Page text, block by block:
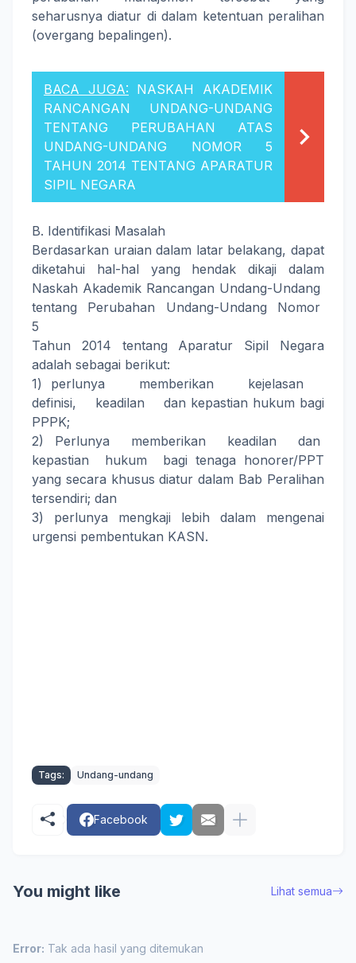
seharusnya diatur di dalam ketentuan peralihan
(overgang bepalingen).
BACA JUGA: NASKAH AKADEMIK
RANCANGAN UNDANG-UNDANG
TENTANG PERUBAHAN ATAS
UNDANG-UNDANG NOMOR 5
TAHUN 2014 TENTANG APARATUR
SIPIL NEGARA
B. Identifikasi Masalah
Berdasarkan uraian dalam latar belakang, dapat
diketahui hal-hal yang hendak dikaji dalam
Naskah Akademik Rancangan Undang-Undang
tentang Perubahan Undang-Undang Nomor
5
Tahun 2014 tentang Aparatur Sipil Negara
adalah sebagai berikut:
1) perlunya memberikan kejelasan
definisi, keadilan dan kepastian hukum bagi
PPPK;
2) Perlunya memberikan keadilan dan
kepastian hukum bagi tenaga honorer/PPT
yang secara khusus diatur dalam Bab Peralihan
tersendiri; dan
3) perlunya mengkaji lebih dalam mengenai
urgensi pembentukan KASN.
Tags: Undang-undang
Facebook
You might like Lihat semua
Error: Tak ada hasil yang ditemukan